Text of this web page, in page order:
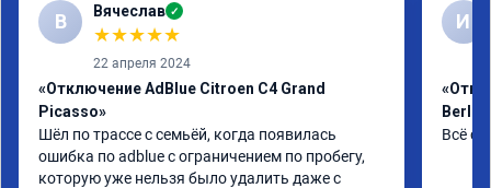
В Вячеслав ✓
★★★★★
22 апреля 2024
«Отключение AdBlue Citroen C4 Grand
Picasso»
Шёл по трассе с семьёй, когда появилась
ошибка по adblue с ограничением по пробегу,
которую уже нельзя было удалить даже с
И
Всё